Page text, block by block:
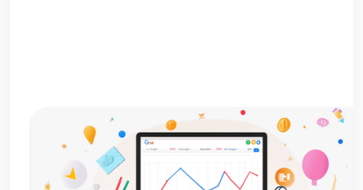
Co se stane, když
na webu měříte